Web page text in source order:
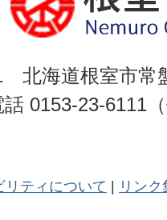
北海道根室市常
話 0153-23-6111
リティについて リンク